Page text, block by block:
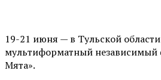
19-21 июня — в Тульской области
мультиформатный независимый
Мята».